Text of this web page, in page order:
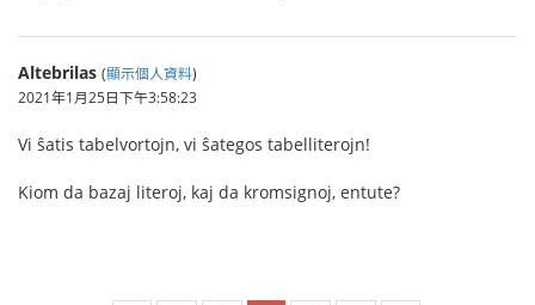
Altebrilas (顯示個人資料)
2021年1月25日下午3:58:23
Vi ŝatis tabelvortojn, vi ŝategos tabelliterojn!
Kiom da bazaj literoj, kaj da kromsignoj, entute?